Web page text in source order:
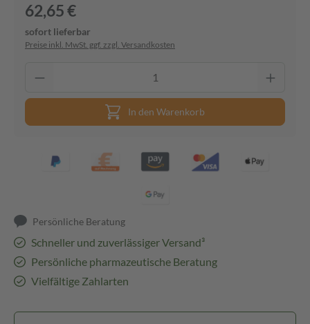
62,65 €
sofort lieferbar
Preise inkl. MwSt. ggf. zzgl. Versandkosten
In den Warenkorb
Persönliche Beratung
Schneller und zuverlässiger Versand³
Persönliche pharmazeutische Beratung
Vielfältige Zahlarten